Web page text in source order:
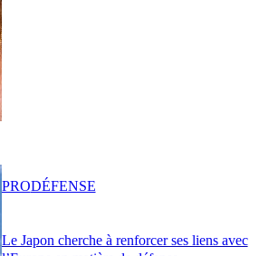
Le Japon cherche à renforcer ses liens avec
PRODÉFENSE